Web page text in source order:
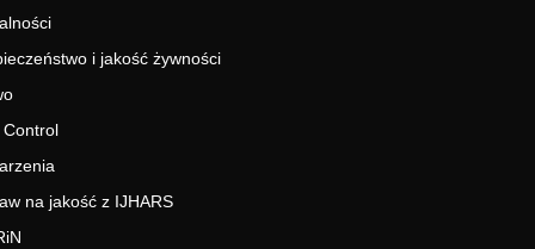
i jakość żywności
Control
na jakość z IJHARS